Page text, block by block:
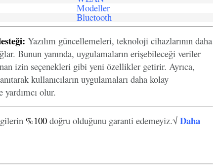
Modeller
Bluetooth
Yazılım güncellemeleri, teknoloji cihazlarının daha
Bunun yanında, uygulamaların erişebileceği veriler
izin seçenekleri gibi yeni özellikler getirir. Ayrıca,
kullanıcıların uygulamaları daha kolay
yardımcı olur.
%100 doğru olduğunu garanti edemeyiz.√ Daha